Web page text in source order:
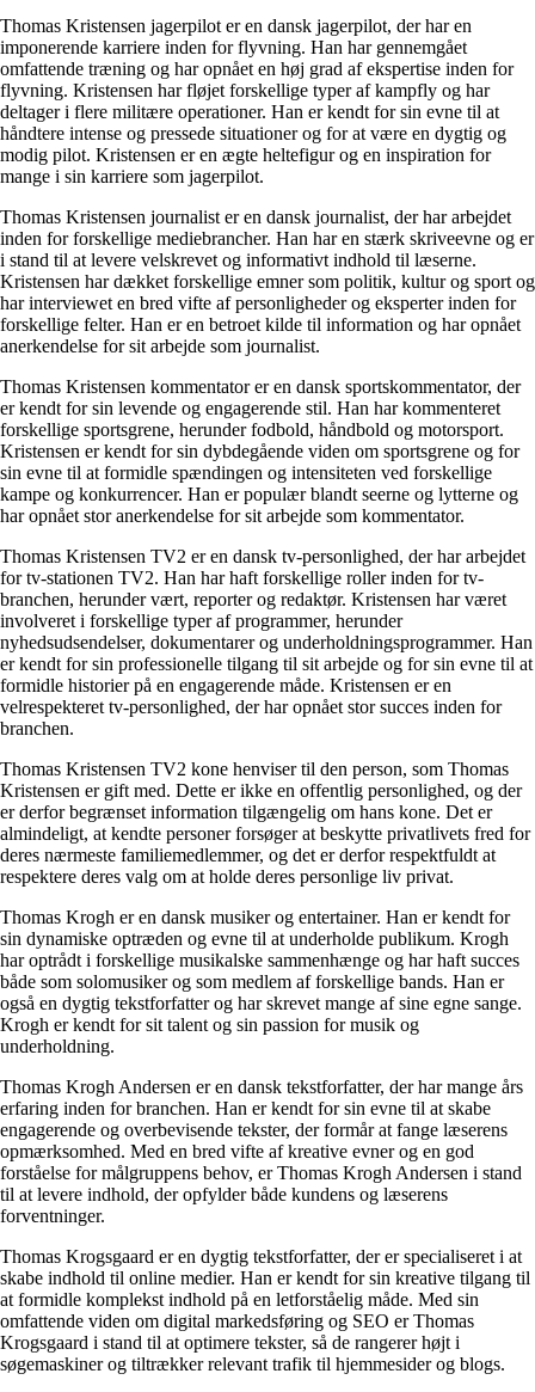
Thomas Kristensen jagerpilot er en dansk jagerpilot, der har en
imponerende karriere inden for flyvning. Han har gennemgået
omfattende træning og har opnået en høj grad af ekspertise inden for
flyvning. Kristensen har fløjet forskellige typer af kampfly og har
deltager i flere militære operationer. Han er kendt for sin evne til at
håndtere intense og pressede situationer og for at være en dygtig og
modig pilot. Kristensen er en ægte heltefigur og en inspiration for
mange i sin karriere som jagerpilot.
Thomas Kristensen journalist er en dansk journalist, der har arbejdet
inden for forskellige mediebrancher. Han har en stærk skriveevne og er
i stand til at levere velskrevet og informativt indhold til læserne.
Kristensen har dækket forskellige emner som politik, kultur og sport og
har interviewet en bred vifte af personligheder og eksperter inden for
forskellige felter. Han er en betroet kilde til information og har opnået
anerkendelse for sit arbejde som journalist.
Thomas Kristensen kommentator er en dansk sportskommentator, der
er kendt for sin levende og engagerende stil. Han har kommenteret
forskellige sportsgrene, herunder fodbold, håndbold og motorsport.
Kristensen er kendt for sin dybdegående viden om sportsgrene og for
sin evne til at formidle spændingen og intensiteten ved forskellige
kampe og konkurrencer. Han er populær blandt seerne og lytterne og
har opnået stor anerkendelse for sit arbejde som kommentator.
Thomas Kristensen TV2 er en dansk tv-personlighed, der har arbejdet
for tv-stationen TV2. Han har haft forskellige roller inden for tv-
branchen, herunder vært, reporter og redaktør. Kristensen har været
involveret i forskellige typer af programmer, herunder
nyhedsudsendelser, dokumentarer og underholdningsprogrammer. Han
er kendt for sin professionelle tilgang til sit arbejde og for sin evne til at
formidle historier på en engagerende måde. Kristensen er en
velrespekteret tv-personlighed, der har opnået stor succes inden for
branchen.
Thomas Kristensen TV2 kone henviser til den person, som Thomas
Kristensen er gift med. Dette er ikke en offentlig personlighed, og der
er derfor begrænset information tilgængelig om hans kone. Det er
almindeligt, at kendte personer forsøger at beskytte privatlivets fred for
deres nærmeste familiemedlemmer, og det er derfor respektfuldt at
respektere deres valg om at holde deres personlige liv privat.
Thomas Krogh er en dansk musiker og entertainer. Han er kendt for
sin dynamiske optræden og evne til at underholde publikum. Krogh
har optrådt i forskellige musikalske sammenhænge og har haft succes
både som solomusiker og som medlem af forskellige bands. Han er
også en dygtig tekstforfatter og har skrevet mange af sine egne sange.
Krogh er kendt for sit talent og sin passion for musik og
underholdning.
Thomas Krogh Andersen er en dansk tekstforfatter, der har mange års
erfaring inden for branchen. Han er kendt for sin evne til at skabe
engagerende og overbevisende tekster, der formår at fange læserens
opmærksomhed. Med en bred vifte af kreative evner og en god
forståelse for målgruppens behov, er Thomas Krogh Andersen i stand
til at levere indhold, der opfylder både kundens og læserens
forventninger.
Thomas Krogsgaard er en dygtig tekstforfatter, der er specialiseret i at
skabe indhold til online medier. Han er kendt for sin kreative tilgang til
at formidle komplekst indhold på en letforståelig måde. Med sin
omfattende viden om digital markedsføring og SEO er Thomas
Krogsgaard i stand til at optimere tekster, så de rangerer højt i
søgemaskiner og tiltrækker relevant trafik til hjemmesider og blogs.